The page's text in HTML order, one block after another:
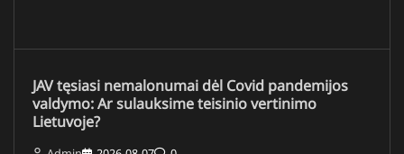
JAV tęsiasi nemalonumai dėl Covid pandemijos
valdymo: Ar sulauksime teisinio vertinimo
Lietuvoje?